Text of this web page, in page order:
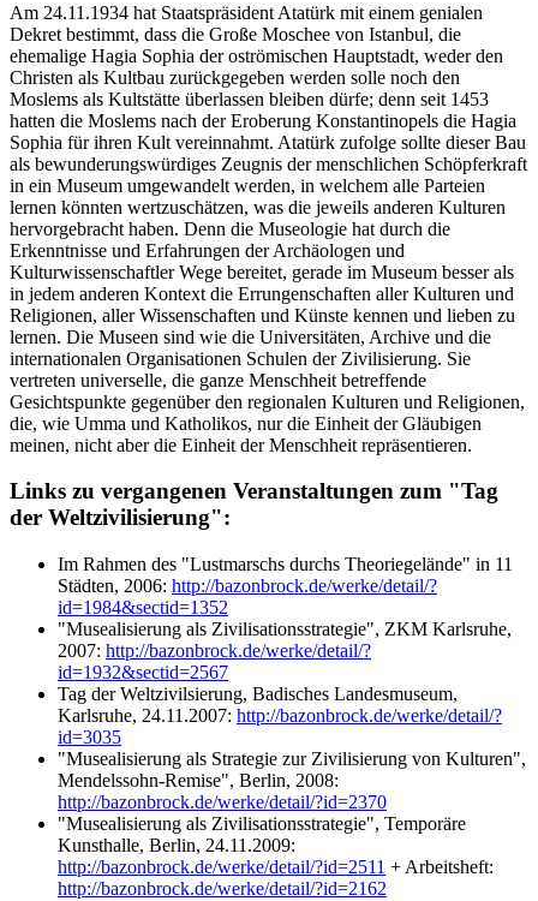
Am 24.11.1934 hat Staatspräsident Atatürk mit einem genialen
Dekret bestimmt, dass die Große Moschee von Istanbul, die
ehemalige Hagia Sophia der oströmischen Hauptstadt, weder den
Christen als Kultbau zurückgegeben werden solle noch den
Moslems als Kultstätte überlassen bleiben dürfe; denn seit 1453
hatten die Moslems nach der Eroberung Konstantinopels die Hagia
Sophia für ihren Kult vereinnahmt. Atatürk zufolge sollte dieser Bau
als bewunderungswürdiges Zeugnis der menschlichen Schöpferkraft
in ein Museum umgewandelt werden, in welchem alle Parteien
lernen könnten wertzuschätzen, was die jeweils anderen Kulturen
hervorgebracht haben. Denn die Museologie hat durch die
Erkenntnisse und Erfahrungen der Archäologen und
Kulturwissenschaftler Wege bereitet, gerade im Museum besser als
in jedem anderen Kontext die Errungenschaften aller Kulturen und
Religionen, aller Wissenschaften und Künste kennen und lieben zu
lernen. Die Museen sind wie die Universitäten, Archive und die
internationalen Organisationen Schulen der Zivilisierung. Sie
vertreten universelle, die ganze Menschheit betreffende
Gesichtspunkte gegenüber den regionalen Kulturen und Religionen,
die, wie Umma und Katholikos, nur die Einheit der Gläubigen
meinen, nicht aber die Einheit der Menschheit repräsentieren.
Links zu vergangenen Veranstaltungen zum "Tag
der Weltzivilisierung":
Im Rahmen des "Lustmarschs durchs Theoriegelände" in 11
Städten, 2006: http://bazonbrock.de/werke/detail/?
id=1984&sectid=1352
"Musealisierung als Zivilisationsstrategie", ZKM Karlsruhe,
2007: http://bazonbrock.de/werke/detail/?
id=1932&sectid=2567
Tag der Weltzivilsierung, Badisches Landesmuseum,
Karlsruhe, 24.11.2007: http://bazonbrock.de/werke/detail/?
id=3035
"Musealisierung als Strategie zur Zivilisierung von Kulturen",
Mendelssohn-Remise", Berlin, 2008:
http://bazonbrock.de/werke/detail/?id=2370
"Musealisierung als Zivilisationsstrategie", Temporäre
Kunsthalle, Berlin, 24.11.2009:
http://bazonbrock.de/werke/detail/?id=2511 + Arbeitsheft:
http://bazonbrock.de/werke/detail/?id=2162